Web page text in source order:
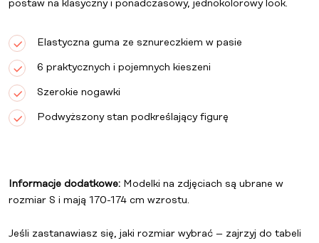
postaw na klasyczny i ponadczasowy, jednokolorowy look.
Elastyczna guma ze sznureczkiem w pasie
6 praktycznych i pojemnych kieszeni
Szerokie nogawki
Podwyższony stan podkreślający figurę
Informacje dodatkowe: Modelki na zdjęciach są ubrane w
rozmiar S i mają 170-174 cm wzrostu.
Jeśli zastanawiasz się, jaki rozmiar wybrać – zajrzyj do tabeli